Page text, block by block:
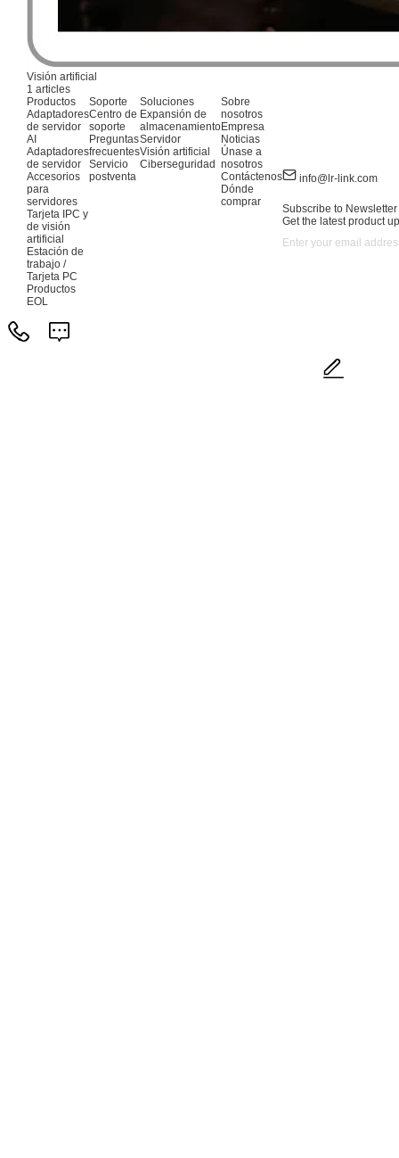
Visión artificial
1 articles
Productos
Adaptadores
de servidor
AI
Adaptadores
de servidor
Accesorios
para
servidores
Tarjeta IPC y
de visión
artificial
Estación de
trabajo /
Tarjeta PC
Productos
EOL
Soporte
Centro de
soporte
Preguntas
frecuentes
Servicio
postventa
Soluciones
Expansión de
almacenamiento
Servidor
Visión artificial
Ciberseguridad
Sobre
nosotros
Empresa
Noticias
Únase a
nosotros
Contáctenos
Dónde
comprar
info@lr-link.com
Subscribe to Newsletter
Get the latest product